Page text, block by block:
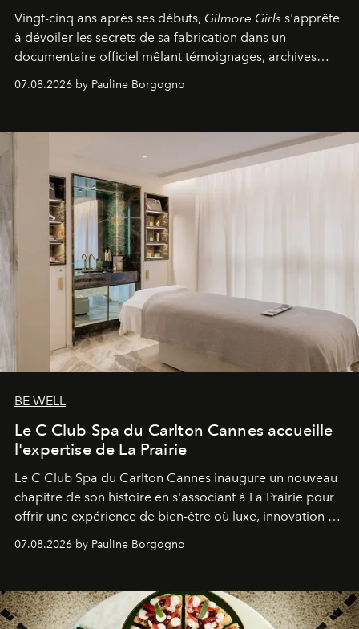
Vingt-cinq ans après ses débuts, Gilmore Girls s'apprête
à dévoiler les secrets de sa fabrication dans un
documentaire officiel mêlant témoignages, archives
générationnel.
07.08.2026 by Pauline Borgogno
BE WELL
Le C Club Spa du Carlton Cannes accueille
l'expertise de La Prairie
Le C Club Spa du Carlton Cannes inaugure un nouveau
chapitre de son histoire en s'associant à La Prairie pour
offrir une expérience de bien-être où luxe, innovation et
07.08.2026 by Pauline Borgogno